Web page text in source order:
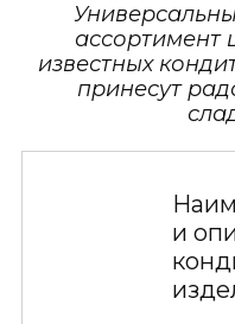
ассортимент
известных
принесут
и